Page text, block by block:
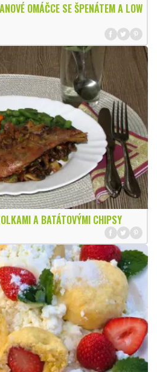
OMÁČCE SE ŠPENÁTEM A LOW
A BATÁTOVÝMI CHIPSY